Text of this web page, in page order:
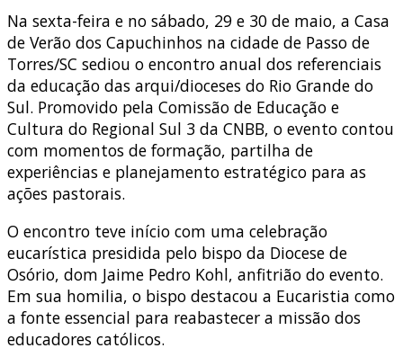
Na sexta-feira e no sábado, 29 e 30 de maio, a Casa
de Verão dos Capuchinhos na cidade de Passo de
Torres/SC sediou o encontro anual dos referenciais
da educação das arqui/dioceses do Rio Grande do
Sul. Promovido pela Comissão de Educação e
Cultura do Regional Sul 3 da CNBB, o evento contou
com momentos de formação, partilha de
experiências e planejamento estratégico para as
ações pastorais.
O encontro teve início com uma celebração
eucarística presidida pelo bispo da Diocese de
Osório, dom Jaime Pedro Kohl, anfitrião do evento.
Em sua homilia, o bispo destacou a Eucaristia como
a fonte essencial para reabastecer a missão dos
educadores católicos.